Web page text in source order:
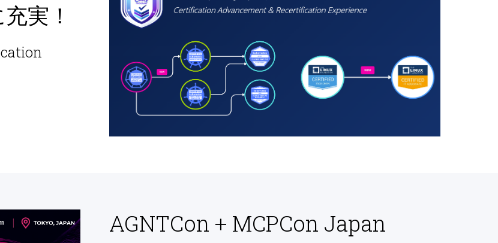
実！
AGNTCon + MCPCon Japan